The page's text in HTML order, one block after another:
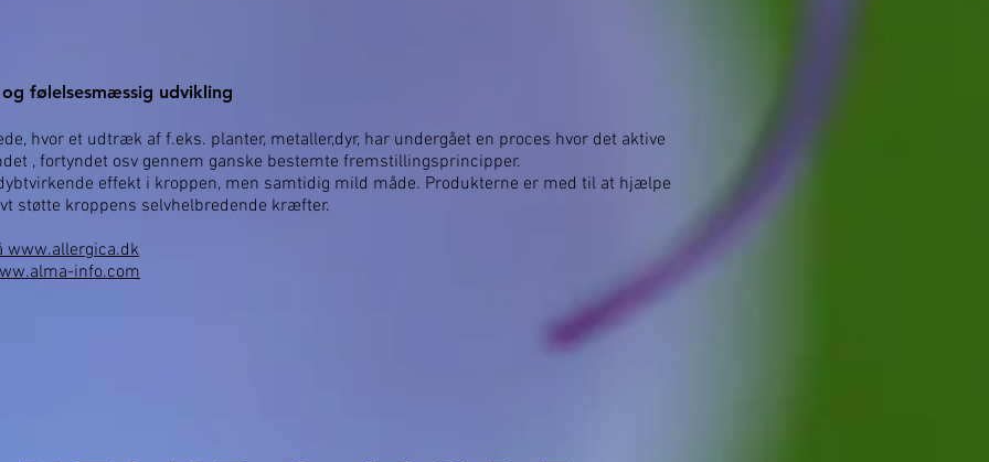
hvor et udtræk af f.eks. planter, metaller,dyr, har undergået en proces hvor det aktive
, fortyndet osv gennem ganske bestemte fremstillingsprincipper.
effekt i kroppen, men samtidig mild måde. Produkterne er med til at hjælpe
støtte kroppens selvhelbredende kræfter.
www.allergica.dk
info.com
følelsesmæssig udvikling